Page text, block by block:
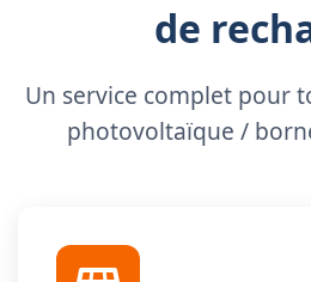
de
Un service complet pour
photovoltaïque /